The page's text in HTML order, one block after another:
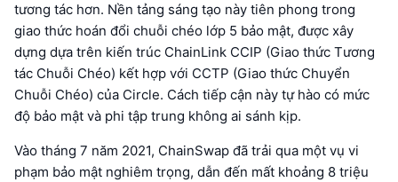
tương tác hơn. Nền tảng sáng tạo này tiên phong trong
giao thức hoán đổi chuỗi chéo lớp 5 bảo mật, được xây
dựng dựa trên kiến trúc ChainLink CCIP (Giao thức Tương
tác Chuỗi Chéo) kết hợp với CCTP (Giao thức Chuyển
Chuỗi Chéo) của Circle. Cách tiếp cận này tự hào có mức
độ bảo mật và phi tập trung không ai sánh kịp.
Vào tháng 7 năm 2021, ChainSwap đã trải qua một vụ vi
phạm bảo mật nghiêm trọng, dẫn đến mất khoảng 8 triệu